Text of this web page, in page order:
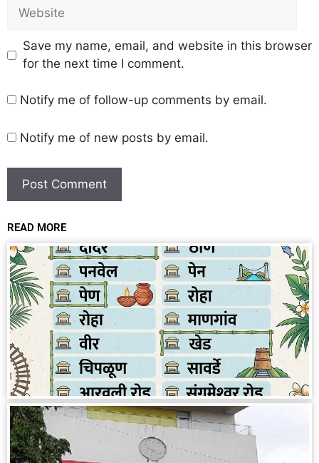
Save my name, email, and website in this browser
for the next time I comment.
Notify me of follow-up comments by email.
Notify me of new posts by email.
READ MORE